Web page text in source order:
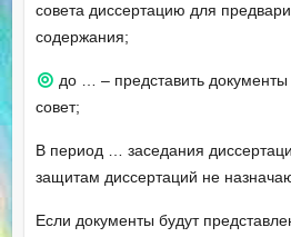
совета диссертацию для
содержания;
до … – представить
совет;
В период … заседания
защитам диссертаций не
Если документы будут